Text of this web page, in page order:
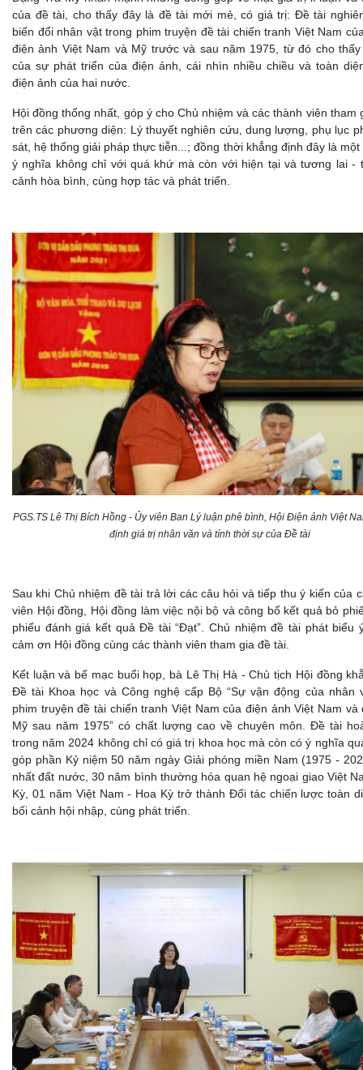
của đề tài, cho thấy đây là đề tài mới mẻ, có giá trị: Đề tài
biến đổi nhân vật trong phim truyện đề tài chiến tranh Việt Nam
điện ảnh Việt Nam và Mỹ trước và sau năm 1975, từ đó cho
của sự phát triển của điện ảnh, cái nhìn nhiều chiều và toàn
điện ảnh của hai nước.
Hội đồng thống nhất, góp ý cho Chủ nhiệm và các thành viên tham
trên các phương diện: Lý thuyết nghiên cứu, dung lượng, phụ lục
sát, hệ thống giải pháp thực tiễn...; đồng thời khẳng định đây là một
ý nghĩa không chỉ với quá khứ mà còn với hiện tại và tương lai -
cảnh hòa bình, cùng hợp tác và phát triển.
PGS.TS Lê Thị Bích Hồng - Ủy viên Ban Lý luận phê bình, Hội Điện ảnh Việt
định giá trị nhân văn và tính thời sự của Đề tài
Sau khi Chủ nhiệm đề tài trả lời các câu hỏi và tiếp thu ý kiến của
viên Hội đồng, Hội đồng làm việc nội bộ và công bố kết quả bỏ
phiếu đánh giá kết quả Đề tài “Đạt”. Chủ nhiệm đề tài phát biểu
cảm ơn Hội đồng cùng các thành viên tham gia đề tài.
Kết luận và bế mạc buổi họp, bà Lê Thị Hà - Chủ tịch Hội đồng
Đề tài Khoa học và Công nghệ cấp Bộ “Sự vận động của nhân
phim truyện đề tài chiến tranh Việt Nam của điện ảnh Việt Nam và
Mỹ sau năm 1975” có chất lượng cao về chuyên môn. Đề tài
trong năm 2024 không chỉ có giá trị khoa học mà còn có ý nghĩa
góp phần Kỷ niệm 50 năm ngày Giải phóng miền Nam (1975 -
nhất đất nước, 30 năm bình thường hóa quan hệ ngoại giao Việt
Kỳ, 01 năm Việt Nam - Hoa Kỳ trở thành Đối tác chiến lược toàn
bối cảnh hội nhập, cùng phát triển.